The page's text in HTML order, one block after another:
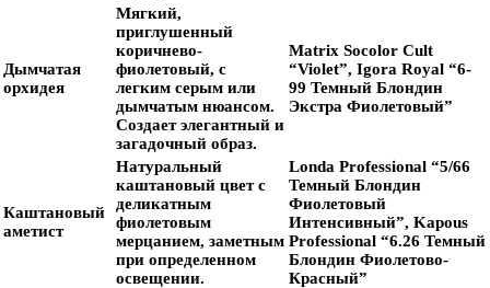
Дымчатая
орхидея
Мягкий,
приглушенный
коричнево-
фиолетовый, с
легким серым или
дымчатым нюансом.
Создает элегантный и
загадочный образ.
Matrix Socolor Cult
“Violet”, Igora Royal “6-
99 Темный Блондин
Экстра Фиолетовый”
Каштановый
аметист
Натуральный
каштановый цвет с
деликатным
фиолетовым
мерцанием, заметным
при определенном
освещении.
Londa Professional “5/66
Темный Блондин
Фиолетовый
Интенсивный”, Kapous
Professional “6.26 Темный
Блондин Фиолетово-
Красный”